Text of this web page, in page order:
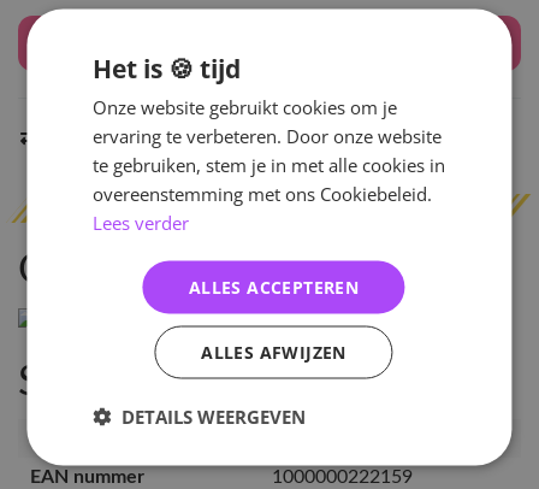
Indien op voorraadbinnen 2 werkdagenverzonden
Omschrijving
Specificaties
EAN nummer
1000000222159
Het is 🍪 tijd
Onze website gebruikt cookies om je
ervaring te verbeteren. Door onze website
te gebruiken, stem je in met alle cookies in
overeenstemming met ons Cookiebeleid.
Lees verder
ALLES ACCEPTEREN
ALLES AFWIJZEN
DETAILS WEERGEVEN